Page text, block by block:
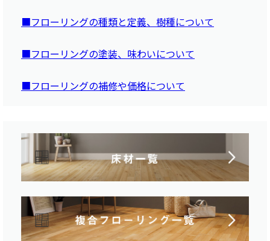
■フローリングの種類と定義、樹種について
■フローリングの塗装、味わいについて
■フローリングの補修や価格について